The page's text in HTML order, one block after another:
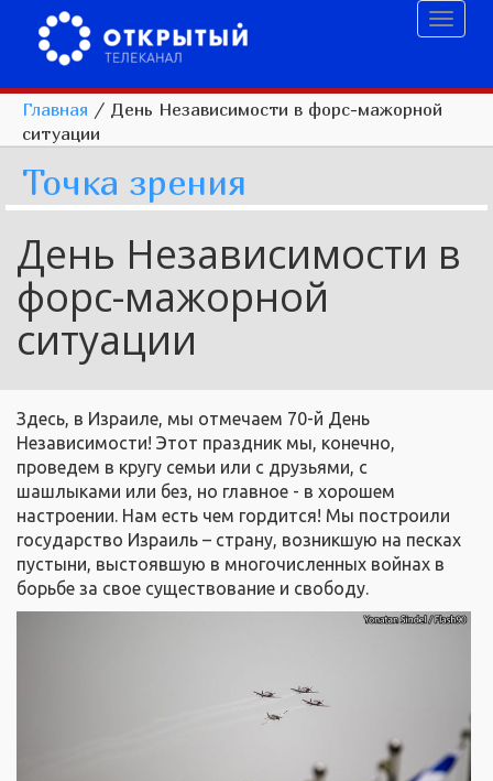
Главная / День Независимости в форс-мажорной
ситуации
Точка зрения
День Независимости в
форс-мажорной
ситуации
Здесь, в Израиле, мы отмечаем 70-й День
Независимости! Этот праздник мы, конечно,
проведем в кругу семьи или с друзьями, с
шашлыками или без, но главное - в хорошем
настроении. Нам есть чем гордится! Мы построили
государство Израиль – страну, возникшую на песках
пустыни, выстоявшую в многочисленных войнах в
борьбе за свое существование и свободу.